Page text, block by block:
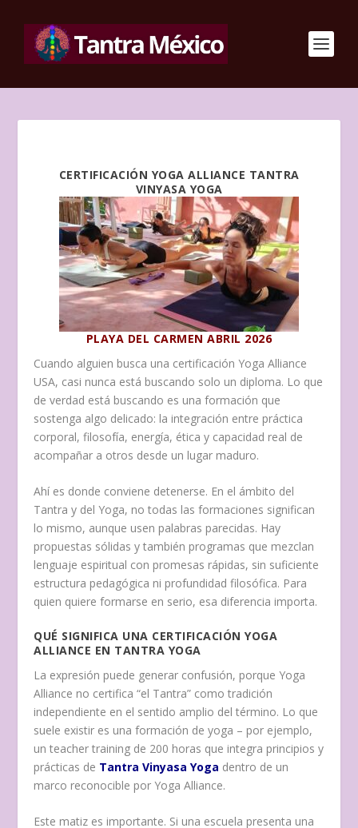
CERTIFICACIÓN YOGA ALLIANCE TANTRA
VINYASA YOGA
PLAYA DEL CARMEN ABRIL 2026
Cuando alguien busca una certificación Yoga Alliance
USA, casi nunca está buscando solo un diploma. Lo que
de verdad está buscando es una formación que
sostenga algo delicado: la integración entre práctica
corporal, filosofía, energía, ética y capacidad real de
acompañar a otros desde un lugar maduro.
Ahí es donde conviene detenerse. En el ámbito del
Tantra y del Yoga, no todas las formaciones significan
lo mismo, aunque usen palabras parecidas. Hay
propuestas sólidas y también programas que mezclan
lenguaje espiritual con promesas rápidas, sin suficiente
estructura pedagógica ni profundidad filosófica. Para
quien quiere formarse en serio, esa diferencia importa.
QUÉ SIGNIFICA UNA CERTIFICACIÓN YOGA
ALLIANCE EN TANTRA YOGA
La expresión puede generar confusión, porque Yoga
Alliance no certifica “el Tantra” como tradición
independiente en el sentido amplio del término. Lo que
suele existir es una formación de yoga – por ejemplo,
un teacher training de 200 horas que integra principios y
prácticas de Tantra Vinyasa Yoga dentro de un
marco reconocible por Yoga Alliance.
Este matiz es importante. Si una escuela presenta una